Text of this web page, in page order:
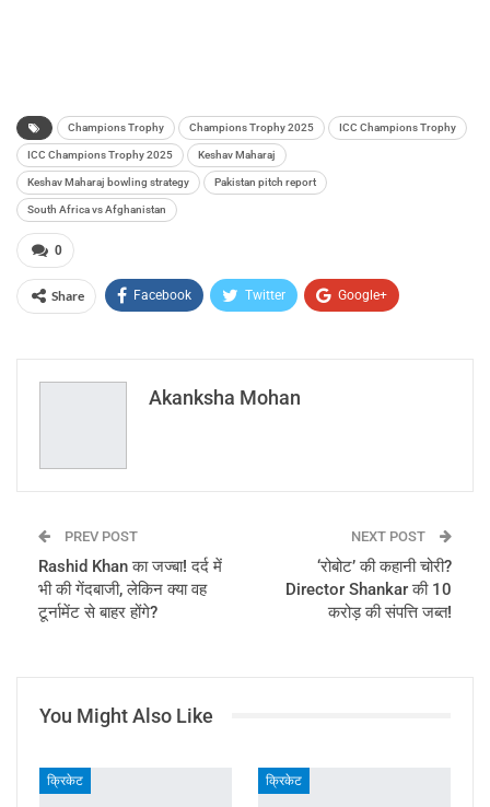
Champions Trophy Champions Trophy 2025 ICC Champions Trophy
ICC Champions Trophy 2025 Keshav Maharaj
Keshav Maharaj bowling strategy Pakistan pitch report
South Africa vs Afghanistan
0
Share Facebook Twitter Google+
Email
Akanksha Mohan
PREV POST
Rashid Khan का जज्बा! दर्द में
भी की गेंदबाजी, लेकिन क्या वह
टूर्नामेंट से बाहर होंगे?
NEXT POST
‘रोबोट’ की कहानी चोरी?
Director Shankar की 10
करोड़ की संपत्ति जब्त!
You Might Also Like
क्रिकेट क्रिकेट